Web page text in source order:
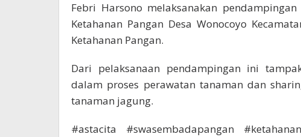
Febri Harsono melaksanakan
Ketahanan Pangan Desa Wonocoyo
Ketahanan Pangan.
Dari pelaksanaan pendampingan ini
dalam proses perawatan tanaman dan
tanaman jagung.
#astacita #swasembadapangan